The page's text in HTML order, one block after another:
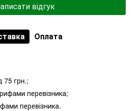
відгук
Оплата
75 грн.;
перевізника;
перевізника.